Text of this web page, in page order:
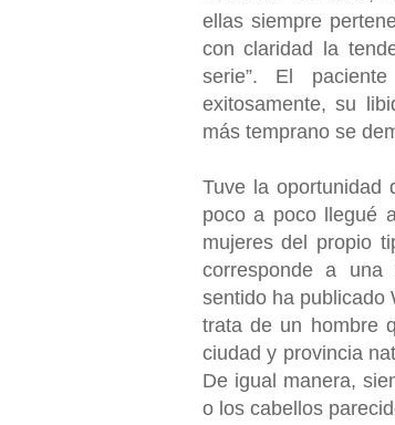
ellas siempre
con claridad la
serie”. El
exitosamente, su
más temprano se
Tuve la oportunidad
poco a poco llegué
mujeres del propio
corresponde a
sentido ha publicado
trata de un hombre
ciudad y provincia
De igual manera,
o los cabellos